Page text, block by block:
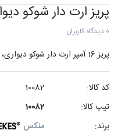
پریز ارت دار شوکو
0 دیدگاه کاربران
پریز 16 آمپر ارت دار شوکو دیواری، IP44
کد کالا:
10082
تیپ کالا:
10082
برند:
منکس